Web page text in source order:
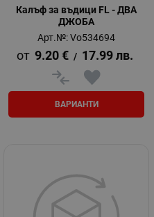
Калъф за въдици FL - ДВА
ДЖОБА
Арт.№: Vo534694
9.20 € / 17.99 лв.
ВАРИАНТИ